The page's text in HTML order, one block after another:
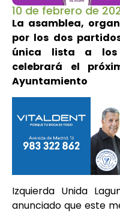
10 de febrero de
La asamblea,
por los dos
única lista a los
celebrará el
Ayuntamiento
Izquierda Unida
anunciado que este